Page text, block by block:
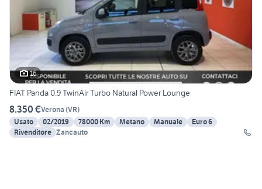
16
FIAT Panda 0.9 TwinAir Turbo Natural Power Lounge
8.350 €Verona (VR)
Usato
02/2019 78000 Km Metano Manuale
Euro 6
Rivenditore Zancauto